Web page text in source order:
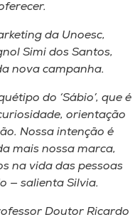
da Unoesc,
Simi dos Santos,
nova campanha.
do ‘Sábio’, que é
orientação
Nossa intenção é
mais nossa marca,
na vida das pessoas
— salienta Silvia.
Doutor Ricardo